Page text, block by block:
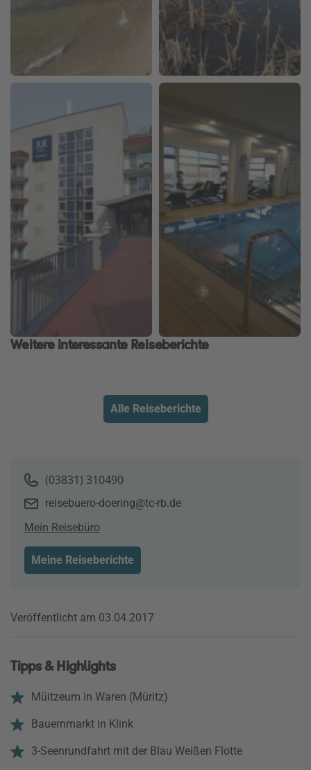
Weitere interessante Reiseberichte
Alle Reiseberichte
(03831) 310490
reisebuero-doering@tc-rb.de
Mein Reisebüro
Meine Reiseberichte
Veröffentlicht am 03.04.2017
Tipps & Highlights
Müitzeum in Waren (Müritz)
Bauernmarkt in Klink
3-Seenrundfahrt mit der Blau Weißen Flotte